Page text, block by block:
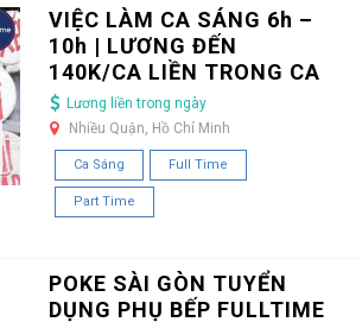
VIỆC LÀM CA SÁNG 6h –
10h | LƯƠNG ĐẾN
140K/CA LIỀN TRONG CA
Lương liền trong ngày
Nhiều Quận, Hồ Chí Minh
Ca Sáng Full Time
Part Time
POKE SÀI GÒN TUYỂN
DỤNG PHỤ BẾP FULLTIME